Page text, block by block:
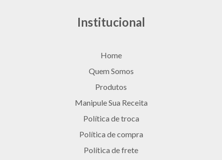
Institucional
Home
Quem Somos
Produtos
Manipule Sua Receita
Política de troca
Política de compra
Política de frete